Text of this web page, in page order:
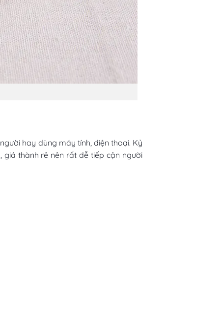
hay dùng máy tính, điện thoại. Kỷ
thành rẻ nên rất dễ tiếp cận người